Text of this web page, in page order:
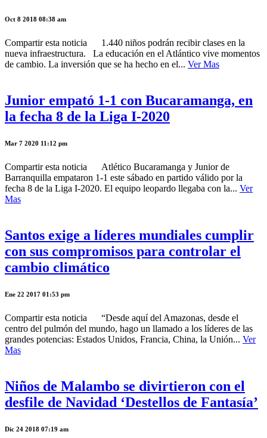
Oct 8 2018 08:38 am
Compartir esta noticia 1.440 niños podrán recibir clases en la
nueva infraestructura. La educación en el Atlántico vive momentos
de cambio. La inversión que se ha hecho en el... Ver Mas
Junior empató 1-1 con Bucaramanga, en
la fecha 8 de la Liga I-2020
Mar 7 2020 11:12 pm
Compartir esta noticia Atlético Bucaramanga y Junior de
Barranquilla empataron 1-1 este sábado en partido válido por la
fecha 8 de la Liga I-2020. El equipo leopardo llegaba con la... Ver
Mas
Santos exige a líderes mundiales cumplir
con sus compromisos para controlar el
cambio climático
Ene 22 2017 01:53 pm
Compartir esta noticia “Desde aquí del Amazonas, desde el
centro del pulmón del mundo, hago un llamado a los líderes de las
grandes potencias: Estados Unidos, Francia, China, la Unión... Ver
Mas
Niños de Malambo se divirtieron con el
desfile de Navidad ‘Destellos de Fantasía’
Dic 24 2018 07:19 am